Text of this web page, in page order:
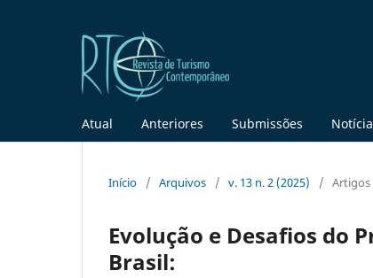
Atual Anteriores Submissões
Início / Arquivos / v. 13 n. 2 (2025) / Artigos
Evolução e Desafios do
Brasil: